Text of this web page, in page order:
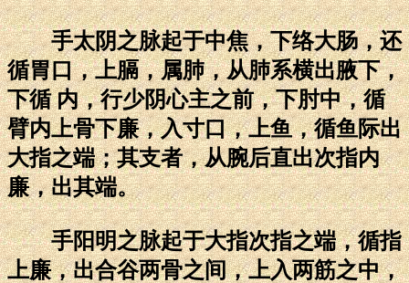
手太阴之脉起于中焦，下络大肠，还
循胃口，上膈，属肺，从肺系横出腋下，
下循 内，行少阴心主之前，下肘中，循
臂内上骨下廉，入寸口，上鱼，循鱼际出
大指之端；其支者，从腕后直出次指内
廉，出其端。
手阳明之脉起于大指次指之端，循指
上廉，出合谷两骨之间，上入两筋之中，